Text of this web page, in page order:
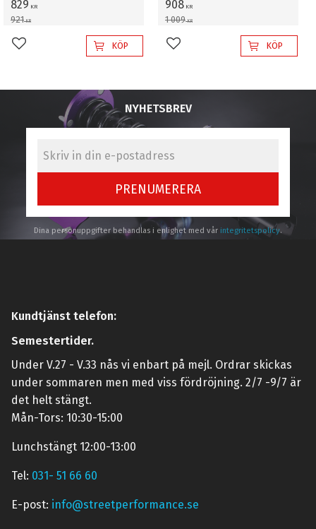
829 KR
921KR
Lägg till i favoriterKÖP
908 KR
1 009KR
Lägg till i favoriterKÖP
NYHETSBREV
PRENUMERERA
Dina personuppgifter behandlas i enlighet med vår integritetspolicy.
Kundtjänst telefon:
Semestertider.
Under V.27 - V.33 nås vi enbart på mejl. Ordrar skickas
under sommaren men med viss fördröjning. 2/7 -9/7 är
det helt stängt.
Mån-Tors: 10:30-15:00
Lunchstängt 12:00-13:00
Tel: 031- 51 66 60
E-post: info@streetperformance.se